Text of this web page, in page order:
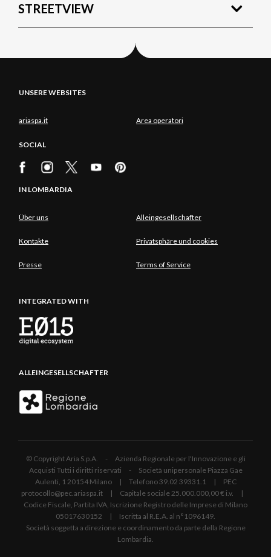
STREETVIEW
UNSERE WEBSITES
ariaspa.it Area operatori
SOCIAL
IN LOMBARDIA
Über uns Alleingesellschafter
Kontakte Privatsphäre und cookies
Presse Terms of Service
INTEGRATED WITH
ALLEINGESELLSCHAFTER
© Copyright Aria S.p.A. - Azienda Regionale per l'Innovazione e gli
Acquisti Tutti i diritti riservati - Società unipersonale Piazza Gae
Aulenti, 1 20154 Milano | Telefono 39.02 39331.1 | PEC
protocollo@pec.ariaspa.it | Capitale sociale 25.000.000,00 € i.v. |
Codice Fiscale, Partita IVA, Iscrizione Registro delle Imprese di Milano
05017630152 | Iscritta al R.E.A. al n°1096149.
Società soggetta a direzione e coordinamento da parte della Regione
Lombardia.